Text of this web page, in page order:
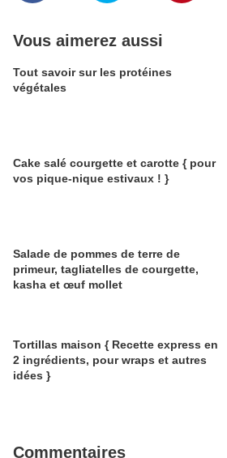
Vous aimerez aussi
Tout savoir sur les protéines
végétales
Cake salé courgette et carotte { pour
vos pique-nique estivaux ! }
Salade de pommes de terre de
primeur, tagliatelles de courgette,
kasha et œuf mollet
Tortillas maison { Recette express en
2 ingrédients, pour wraps et autres
idées }
Commentaires